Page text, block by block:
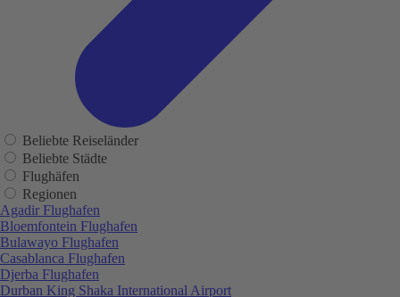
Beliebte Reiseländer
Beliebte Städte
Flughäfen
Regionen
Agadir Flughafen
Bloemfontein Flughafen
Bulawayo Flughafen
Casablanca Flughafen
Djerba Flughafen
Durban King Shaka International Airport